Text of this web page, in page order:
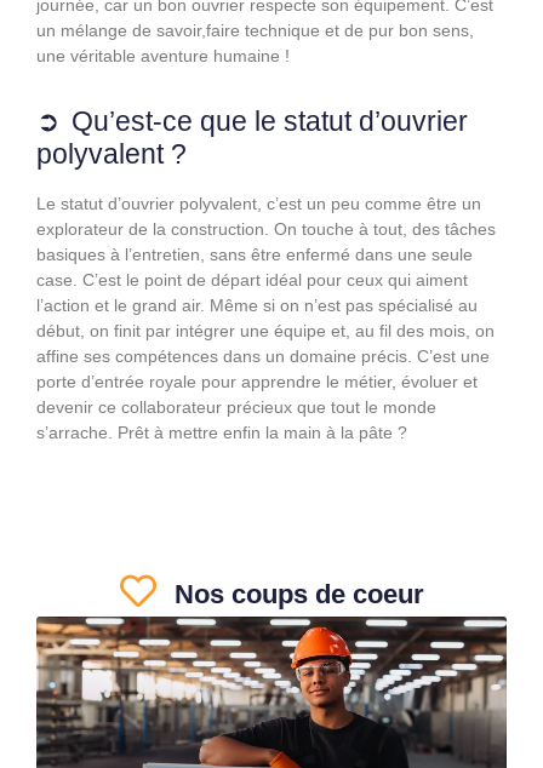
journée, car un bon ouvrier respecte son équipement. C’est
un mélange de savoir,faire technique et de pur bon sens,
une véritable aventure humaine !
Qu’est-ce que le statut d’ouvrier
polyvalent ?
Le statut d’ouvrier polyvalent, c’est un peu comme être un
explorateur de la construction. On touche à tout, des tâches
basiques à l’entretien, sans être enfermé dans une seule
case. C’est le point de départ idéal pour ceux qui aiment
l’action et le grand air. Même si on n’est pas spécialisé au
début, on finit par intégrer une équipe et, au fil des mois, on
affine ses compétences dans un domaine précis. C’est une
porte d’entrée royale pour apprendre le métier, évoluer et
devenir ce collaborateur précieux que tout le monde
s’arrache. Prêt à mettre enfin la main à la pâte ?
Nos coups de coeur